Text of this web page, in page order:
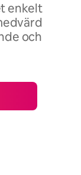
enkelt
och